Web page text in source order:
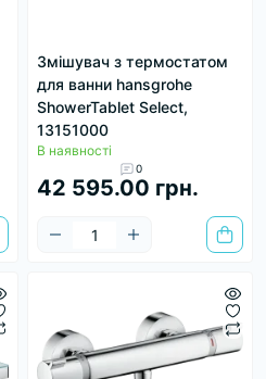
Змішувач з термостатом
для ванни hansgrohe
ShowerTablet Select,
13151000
В наявності
0
42 595.00 грн.